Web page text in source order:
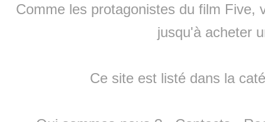
Comme les protagonistes du film Five,
jusqu'à acheter
Ce site est listé dans la